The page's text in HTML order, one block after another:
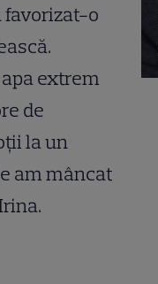
favorizat-o
extrem
de
la un
am mâncat